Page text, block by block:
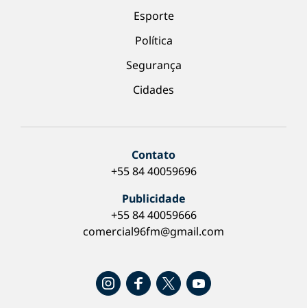
Esporte
Política
Segurança
Cidades
Contato
+55 84 40059696
Publicidade
+55 84 40059666
comercial96fm@gmail.com